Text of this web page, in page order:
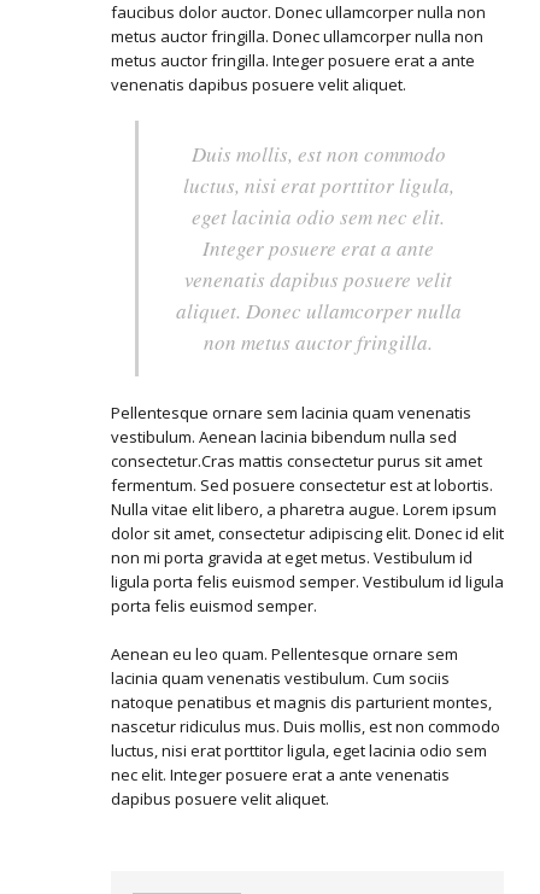
faucibus dolor auctor. Donec ullamcorper nulla non
metus auctor fringilla. Donec ullamcorper nulla non
metus auctor fringilla. Integer posuere erat a ante
venenatis dapibus posuere velit aliquet.
Duis mollis, est non commodo
luctus, nisi erat porttitor ligula,
eget lacinia odio sem nec elit.
Integer posuere erat a ante
venenatis dapibus posuere velit
aliquet. Donec ullamcorper nulla
non metus auctor fringilla.
Pellentesque ornare sem lacinia quam venenatis
vestibulum. Aenean lacinia bibendum nulla sed
consectetur.Cras mattis consectetur purus sit amet
fermentum. Sed posuere consectetur est at lobortis.
Nulla vitae elit libero, a pharetra augue. Lorem ipsum
dolor sit amet, consectetur adipiscing elit. Donec id elit
non mi porta gravida at eget metus. Vestibulum id
ligula porta felis euismod semper. Vestibulum id ligula
porta felis euismod semper.
Aenean eu leo quam. Pellentesque ornare sem
lacinia quam venenatis vestibulum. Cum sociis
natoque penatibus et magnis dis parturient montes,
nascetur ridiculus mus. Duis mollis, est non commodo
luctus, nisi erat porttitor ligula, eget lacinia odio sem
nec elit. Integer posuere erat a ante venenatis
dapibus posuere velit aliquet.